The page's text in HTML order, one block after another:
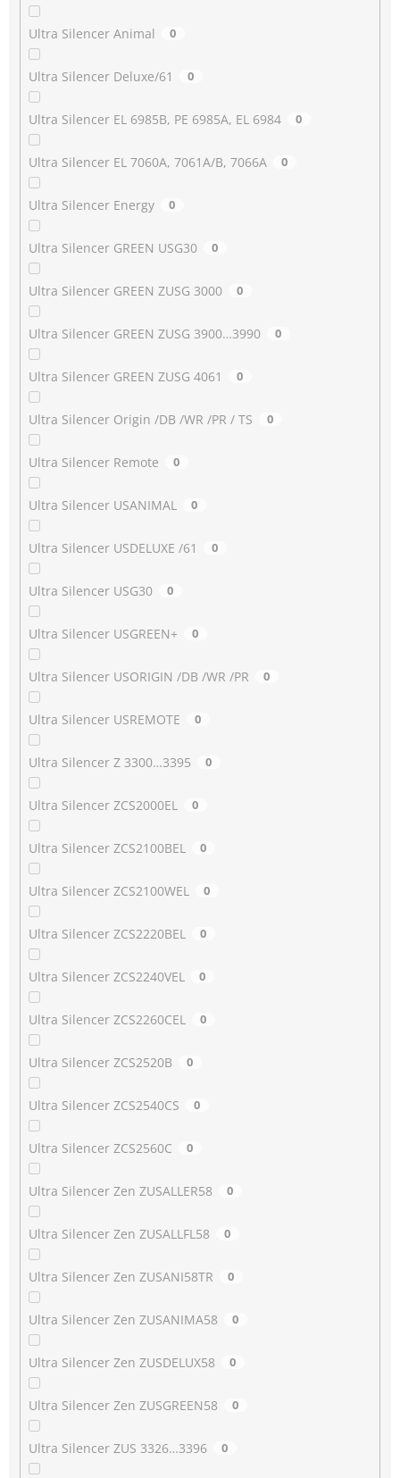
Ultra Silencer Animal 0
Ultra Silencer Deluxe/61 0
Ultra Silencer EL 6985B, PE 6985A, EL 6984 0
Ultra Silencer EL 7060A, 7061A/B, 7066A 0
Ultra Silencer Energy 0
Ultra Silencer GREEN USG30 0
Ultra Silencer GREEN ZUSG 3000 0
Ultra Silencer GREEN ZUSG 3900…3990 0
Ultra Silencer GREEN ZUSG 4061 0
Ultra Silencer Origin /DB /WR /PR / TS 0
Ultra Silencer Remote 0
Ultra Silencer USANIMAL 0
Ultra Silencer USDELUXE /61 0
Ultra Silencer USG30 0
Ultra Silencer USGREEN+ 0
Ultra Silencer USORIGIN /DB /WR /PR 0
Ultra Silencer USREMOTE 0
Ultra Silencer Z 3300…3395 0
Ultra Silencer ZCS2000EL 0
Ultra Silencer ZCS2100BEL 0
Ultra Silencer ZCS2100WEL 0
Ultra Silencer ZCS2220BEL 0
Ultra Silencer ZCS2240VEL 0
Ultra Silencer ZCS2260CEL 0
Ultra Silencer ZCS2520B 0
Ultra Silencer ZCS2540CS 0
Ultra Silencer ZCS2560C 0
Ultra Silencer Zen ZUSALLER58 0
Ultra Silencer Zen ZUSALLFL58 0
Ultra Silencer Zen ZUSANI58TR 0
Ultra Silencer Zen ZUSANIMA58 0
Ultra Silencer Zen ZUSDELUX58 0
Ultra Silencer Zen ZUSGREEN58 0
Ultra Silencer ZUS 3326…3396 0